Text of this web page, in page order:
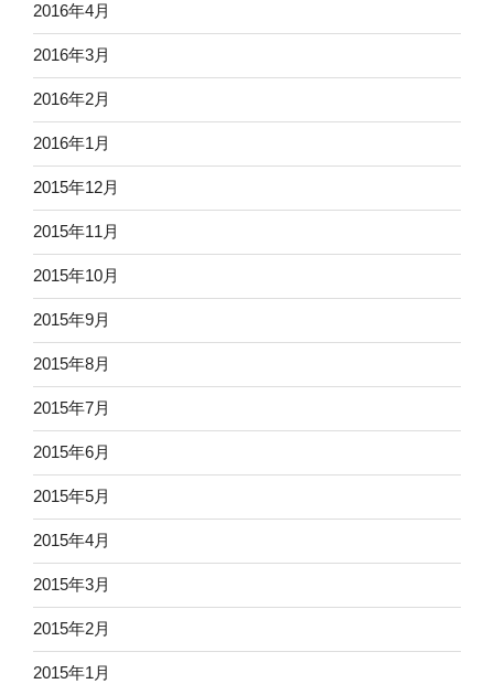
2016年4月
2016年3月
2016年2月
2016年1月
2015年12月
2015年11月
2015年10月
2015年9月
2015年8月
2015年7月
2015年6月
2015年5月
2015年4月
2015年3月
2015年2月
2015年1月